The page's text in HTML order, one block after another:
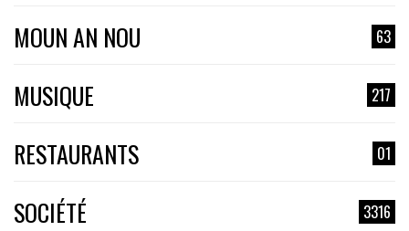
MOUN AN NOU 63
MUSIQUE 217
RESTAURANTS 01
SOCIÉTÉ 3316